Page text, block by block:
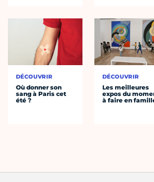
DÉCOUVRIR
Où donner son
sang à Paris cet
été ?
DÉCOUVRIR
Les meilleures
expos du
à faire en